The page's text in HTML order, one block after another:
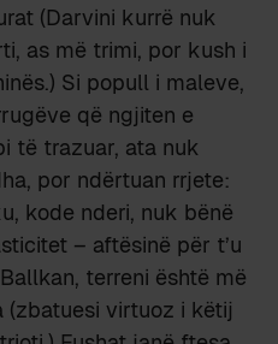
(Darvini kurrë nuk
as më trimi, por kush i
Si popull i maleve,
që ngjiten e
të trazuar, ata nuk
por ndërtuan rrjete:
kode nderi, nuk bënë
– aftësinë për t’u
terreni është më
(zbatuesi virtuoz i këtij